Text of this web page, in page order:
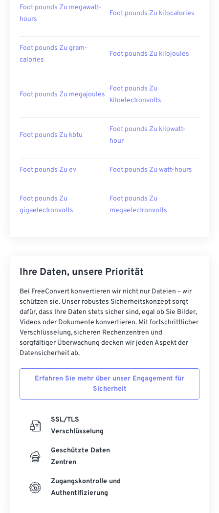
Foot pounds Zu megawatt-
hours
Foot pounds Zu kilocalories
Foot pounds Zu gram-
calories
Foot pounds Zu kilojoules
Foot pounds Zu megajoules
Foot pounds Zu
kiloelectronvolts
Foot pounds Zu kbtu
Foot pounds Zu kilowatt-
hour
Foot pounds Zu ev Foot pounds Zu watt-hours
Foot pounds Zu
gigaelectronvolts
Foot pounds Zu
megaelectronvolts
Ihre Daten, unsere Priorität
Bei FreeConvert konvertieren wir nicht nur Dateien – wir
schützen sie. Unser robustes Sicherheitskonzept sorgt
dafür, dass Ihre Daten stets sicher sind, egal ob Sie Bilder,
Videos oder Dokumente konvertieren. Mit fortschrittlicher
Verschlüsselung, sicheren Rechenzentren und
sorgfältiger Überwachung decken wir jeden Aspekt der
Datensicherheit ab.
Erfahren Sie mehr über unser Engagement für
Sicherheit
SSL/TLS
Verschlüsselung
Geschützte Daten
Zentren
Zugangskontrolle und
Authentifizierung